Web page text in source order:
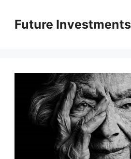
вмістуFuture Investments